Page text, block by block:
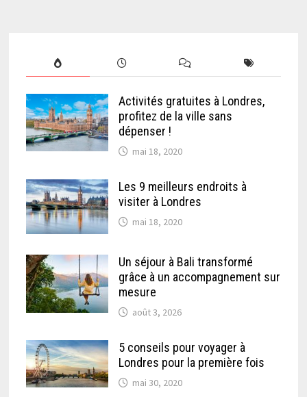
Activités gratuites à Londres,
profitez de la ville sans
dépenser !
mai 18, 2020
Les 9 meilleurs endroits à
visiter à Londres
mai 18, 2020
Un séjour à Bali transformé
grâce à un accompagnement sur
mesure
août 3, 2026
5 conseils pour voyager à
Londres pour la première fois
mai 30, 2020